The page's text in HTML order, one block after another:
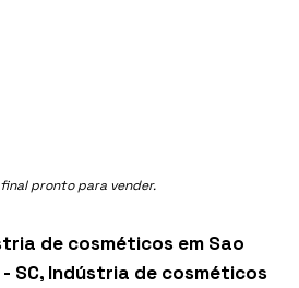
pronto para vender.
de cosméticos em Sao
SC, Indústria de cosméticos